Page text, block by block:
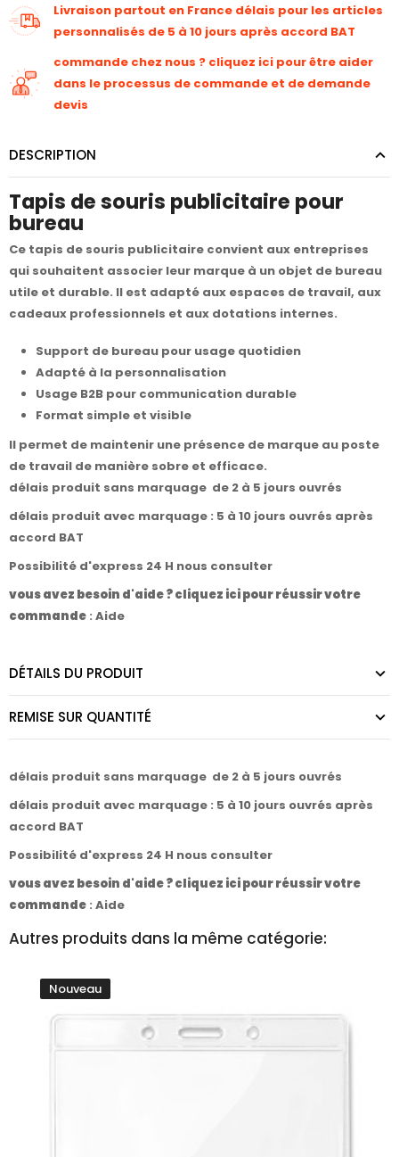
Livraison partout en France délais pour les articles
personnalisés de 5 à 10 jours après accord BAT
commande chez nous ? cliquez ici pour être aider
dans le processus de commande et de demande
devis
DESCRIPTION
Tapis de souris publicitaire pour
bureau
Ce tapis de souris publicitaire convient aux entreprises
qui souhaitent associer leur marque à un objet de bureau
utile et durable. Il est adapté aux espaces de travail, aux
cadeaux professionnels et aux dotations internes.
Support de bureau pour usage quotidien
Adapté à la personnalisation
Usage B2B pour communication durable
Format simple et visible
Il permet de maintenir une présence de marque au poste
de travail de manière sobre et efficace.
délais produit sans marquage de 2 à 5 jours ouvrés
délais produit avec marquage : 5 à 10 jours ouvrés après
accord BAT
Possibilité d'express 24 H nous consulter
vous avez besoin d'aide ? cliquez ici pour réussir votre
commande : Aide
DÉTAILS DU PRODUIT
REMISE SUR QUANTITÉ
délais produit sans marquage de 2 à 5 jours ouvrés
délais produit avec marquage : 5 à 10 jours ouvrés après
accord BAT
Possibilité d'express 24 H nous consulter
vous avez besoin d'aide ? cliquez ici pour réussir votre
commande : Aide
Autres produits dans la même catégorie:
Nouveau